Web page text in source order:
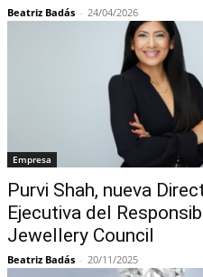
Beatriz Badás - 24/04/2026
Empresa
Purvi Shah, nueva
Ejecutiva del
Jewellery Council
Beatriz Badás - 20/11/2025